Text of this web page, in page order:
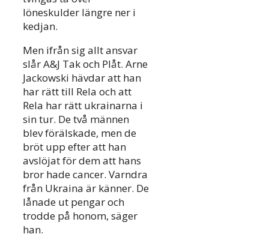
löneskulder längre ner i
kedjan.
Men ifrån sig allt ansvar
slår A&J Tak och Plåt. Arne
Jackowski hävdar att han
har rätt till Rela och att
Rela har rätt ukrainarna i
sin tur. De två männen
blev förälskade, men de
bröt upp efter att han
avslöjat för dem att hans
bror hade cancer. Varndra
från Ukraina är känner. De
lånade ut pengar och
trodde på honom, säger
han.